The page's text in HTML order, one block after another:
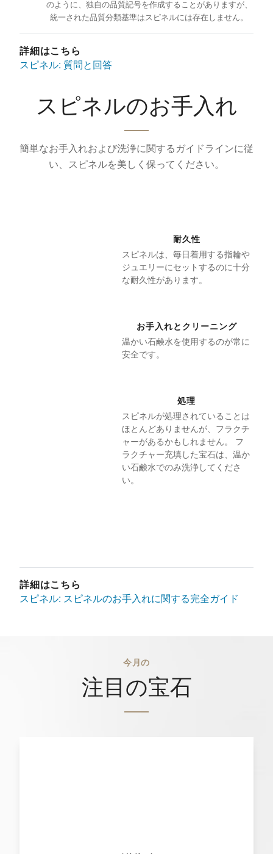
のように、独自の品質記号を作成することがありますが、
統一された品質分類基準はスピネルには存在しません。
詳細はこちら
スピネル: 質問と回答
スピネルのお手入れ
簡単なお手入れおよび洗浄に関するガイドラインに従
い、スピネルを美しく保ってください。
耐久性
スピネルは、毎日着用する指輪や
ジュエリーにセットするのに十分
な耐久性があります。
お手入れとクリーニング
温かい石鹸水を使用するのが常に
安全です。
処理
スピネルが処理されていることは
ほとんどありませんが、フラクチ
ャーがあるかもしれません。 フ
ラクチャー充填した宝石は、温か
い石鹸水でのみ洗浄してくださ
い。
詳細はこちら
スピネル: スピネルのお手入れに関する完全ガイド
今月の
注目の宝石